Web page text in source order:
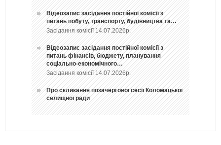
Відеозапис засідання постійної комісії з
питань побуту, транспорту, будівництва та…
Засідання комісії 14.07.2026р.
Відеозапис засідання постійної комісії з
питань фінансів, бюджету, планування
соціально-економічного…
Засідання комісії 14.07.2026р.
Про скликання позачергової сесії Коломацької
селищної ради